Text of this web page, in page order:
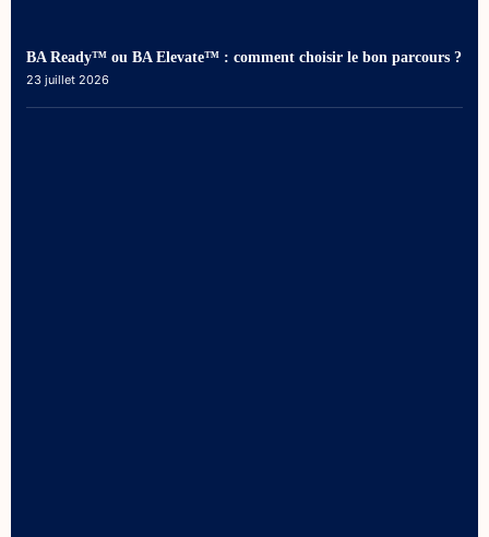
BA Ready™ ou BA Elevate™ : comment choisir le bon parcours ?
23 juillet 2026